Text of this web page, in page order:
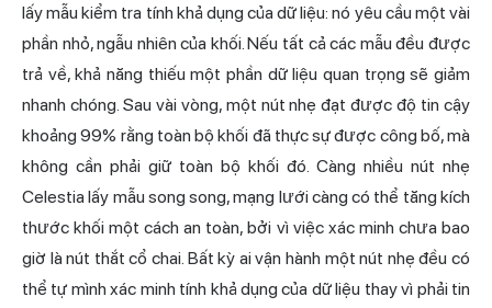
lấy mẫu kiểm tra tính khả dụng của dữ liệu: nó yêu cầu một vài
phần nhỏ, ngẫu nhiên của khối. Nếu tất cả các mẫu đều được
trả về, khả năng thiếu một phần dữ liệu quan trọng sẽ giảm
nhanh chóng. Sau vài vòng, một nút nhẹ đạt được độ tin cậy
khoảng 99% rằng toàn bộ khối đã thực sự được công bố, mà
không cần phải giữ toàn bộ khối đó. Càng nhiều nút nhẹ
Celestia lấy mẫu song song, mạng lưới càng có thể tăng kích
thước khối một cách an toàn, bởi vì việc xác minh chưa bao
giờ là nút thắt cổ chai. Bất kỳ ai vận hành một nút nhẹ đều có
thể tự mình xác minh tính khả dụng của dữ liệu thay vì phải tin